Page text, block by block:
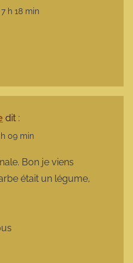
h 18 min
dit :
h 09 min
Bon je viens
était un légume,